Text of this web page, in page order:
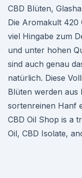
CBD Blüten,
Die Aromakult 420
viel Hingabe zum
und unter hohen
sind auch genau
natürlich. Diese
Blüten werden aus
sortenreinen Hanf
CBD Oil Shop is a
Oil, CBD Isolate,